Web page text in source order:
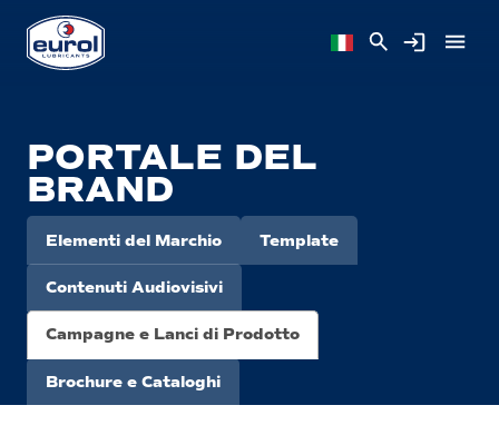
PORTALE DEL
BRAND
Elementi del Marchio Template
Contenuti Audiovisivi
Campagne e Lanci di Prodotto
Brochure e Cataloghi